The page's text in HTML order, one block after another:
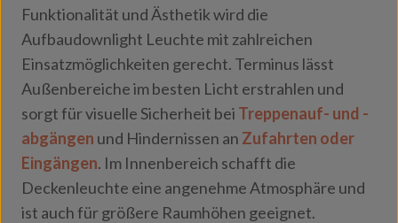
Funktionalität und Ästhetik wird die
Aufbaudownlight Leuchte mit zahlreichen
Einsatzmöglichkeiten gerecht. Terminus lässt
Außenbereiche im besten Licht erstrahlen und
sorgt für visuelle Sicherheit bei Treppenauf- und -
abgängen und Hindernissen an Zufahrten oder
Eingängen. Im Innenbereich schafft die
Deckenleuchte eine angenehme Atmosphäre und
ist auch für größere Raumhöhen geeignet.